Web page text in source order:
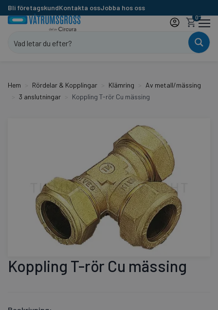
Bli företagskundKontakta ossJobba hos oss
0
Hem Rördelar & Kopplingar Klämring
Av metall/mässing
3 anslutningar
Koppling T-rör Cu mässing
Koppling T-rör Cu mässing